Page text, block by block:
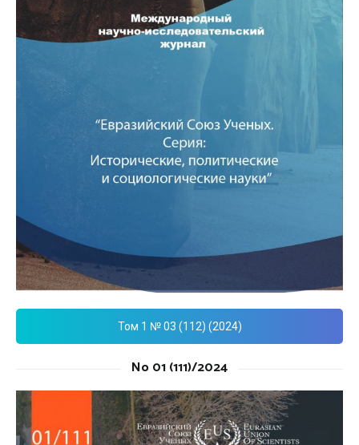
Том 1 № 03 (112) (2024)
No 01 (111)/2024